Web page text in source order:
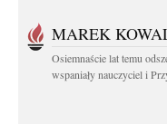
MAREK
Osiemnaście lat temu
wspaniały nauczyciel i